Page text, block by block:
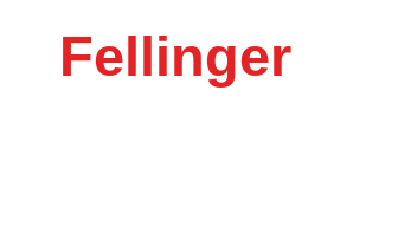
Fellinger